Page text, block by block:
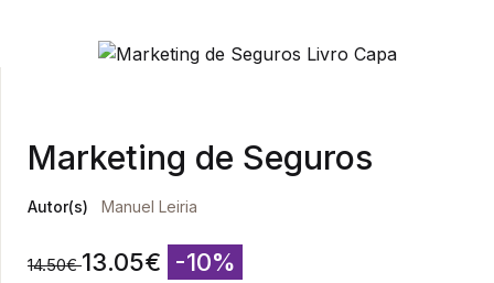
Marketing de Seguros
Autor(s) Manuel Leiria
14.50€ 13.05€ -10%